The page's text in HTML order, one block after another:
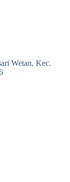
Wetan, Kec.